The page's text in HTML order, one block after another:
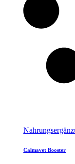
Calmavet Booster